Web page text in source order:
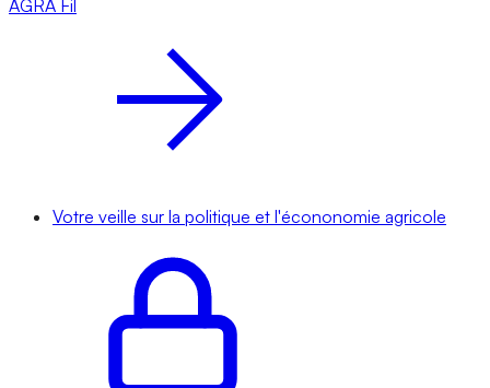
AGRA Fil
Votre veille sur la politique et l'écononomie agricole